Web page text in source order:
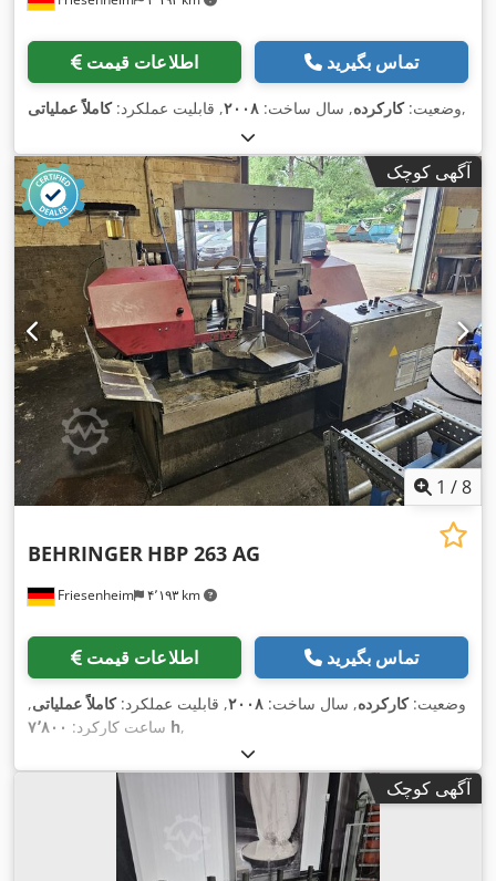
اطلاعات قیمت تماس بگیرید
وضعیت:کارکرده, سال ساخت: ۲۰۰۸, قابلیت عملکرد:کاملاً عملیاتی ,
آگهی کوچک
1 /8
Friesenheim ۴٬۱۹۳ km
BEHRINGER HBP 263 AG
اطلاعات قیمت تماس بگیرید
وضعیت:کارکرده, سال ساخت: ۲۰۰۸, قابلیت عملکرد:کاملاً عملیاتی,
ساعت کارکرد: ۷٬۸۰۰ h,
آگهی کوچک